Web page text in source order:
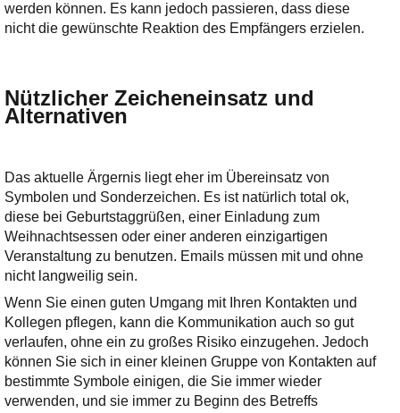
werden können. Es kann jedoch passieren, dass diese
nicht die gewünschte Reaktion des Empfängers erzielen.
Nützlicher Zeicheneinsatz und
Alternativen
Das aktuelle Ärgernis liegt eher im Übereinsatz von
Symbolen und Sonderzeichen. Es ist natürlich total ok,
diese bei Geburtstaggrüßen, einer Einladung zum
Weihnachtsessen oder einer anderen einzigartigen
Veranstaltung zu benutzen. Emails müssen mit und ohne
nicht langweilig sein.
Wenn Sie einen guten Umgang mit Ihren Kontakten und
Kollegen pflegen, kann die Kommunikation auch so gut
verlaufen, ohne ein zu großes Risiko einzugehen. Jedoch
können Sie sich in einer kleinen Gruppe von Kontakten auf
bestimmte Symbole einigen, die Sie immer wieder
verwenden, und sie immer zu Beginn des Betreffs